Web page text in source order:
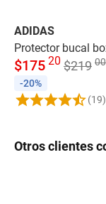
ADIDAS
Protector bucal
$175 20 $219 00
-20%
(19)
Otros clientes